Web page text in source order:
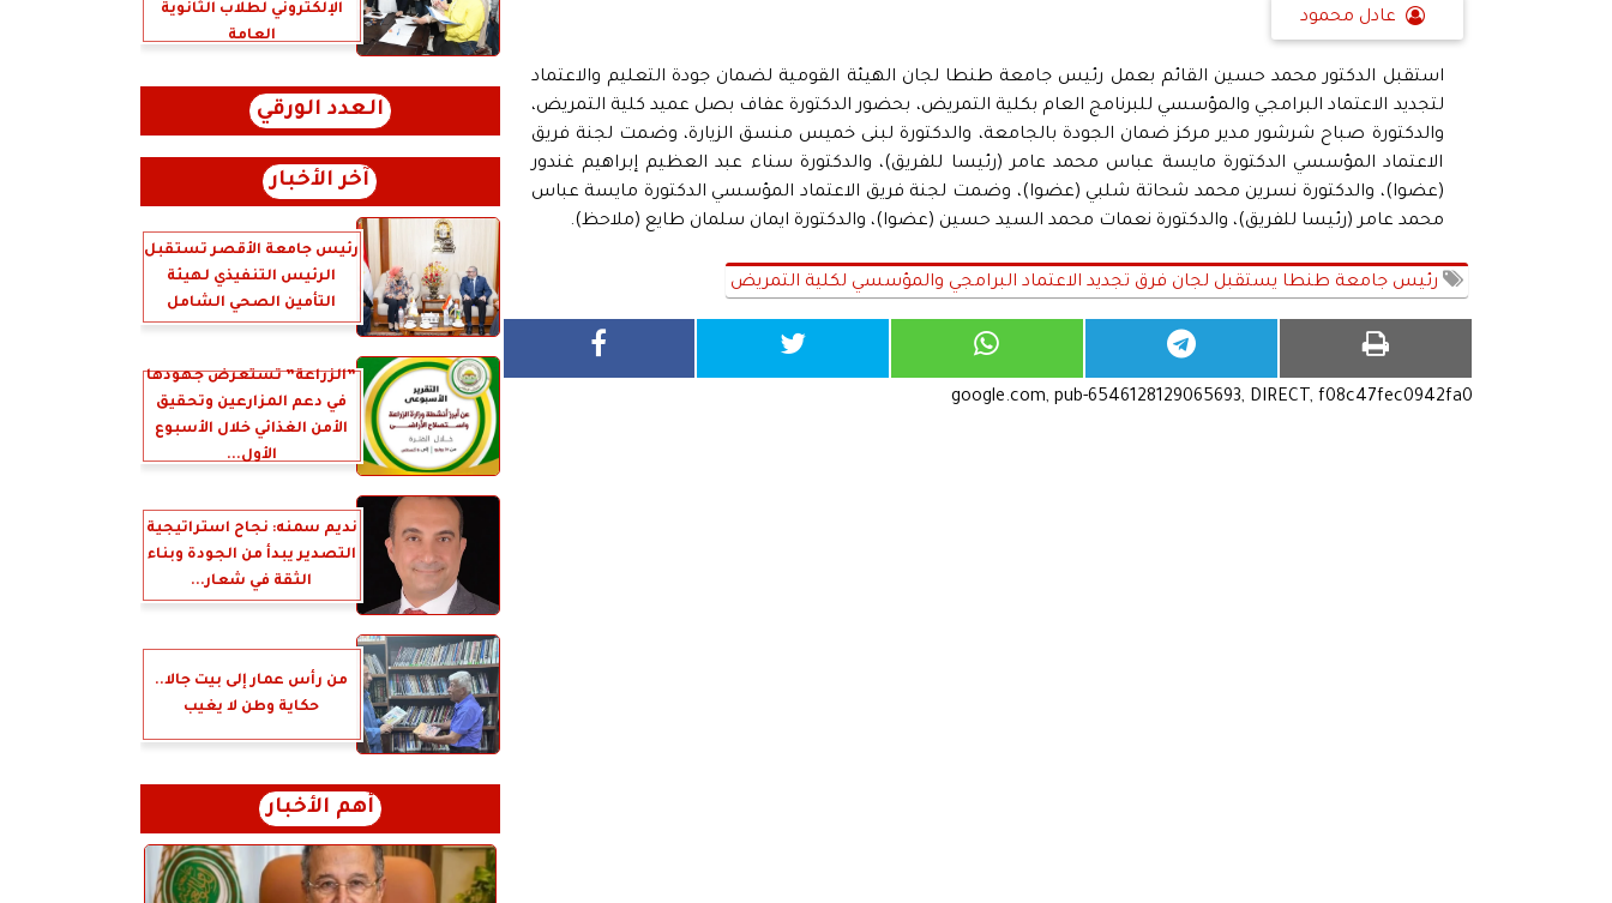
عادل محمود
استقبل الدكتور محمد حسين القائم بعمل رئيس جامعة طنطا لجان الهيئة القومية لضمان جودة التعليم والاعتماد
لتجديد الاعتماد البرامجي والمؤسسي للبرنامج العام بكلية التمريض، بحضور الدكتورة عفاف بصل عميد كلية التمريض،
والدكتورة صباح شرشور مدير مركز ضمان الجودة بالجامعة، والدكتورة لبنى خميس منسق الزيارة، وضمت لجنة فريق
الاعتماد المؤسسي الدكتورة مايسة عباس محمد عامر (رئيسا للفريق)، والدكتورة سناء عبد العظيم إبراهيم غندور
(عضوا)، والدكتورة نسرين محمد شحاتة شلبي (عضوا)، وضمت لجنة فريق الاعتماد المؤسسي الدكتورة مايسة عباس
محمد عامر (رئيسا للفريق)، والدكتورة نعمات محمد السيد حسين (عضوا)، والدكتورة ايمان سلمان طايع (ملاحظ).
رئيس جامعة طنطا يستقبل لجان فرق تجديد الاعتماد البرامجي والمؤسسي لكلية التمريض
google.com, pub-6546128129065693, DIRECT, f08c47fec0942fa0
الإلكتروني لطلاب الثانوية
العامة
العدد الورقي
آخر الأخبار
رئيس جامعة الأقصر تستقبل
الرئيس التنفيذي لهيئة
التأمين الصحي الشامل
”الزراعة” تستعرض جهودها
في دعم المزارعين وتحقيق
الأمن الغذائي خلال الأسبوع
الأول...
نديم سمنه: نجاح استراتيجية
التصدير يبدأ من الجودة وبناء
الثقة في شعار...
من رأس عمار إلى بيت جالا..
حكاية وطن لا يغيب
أهم الأخبار